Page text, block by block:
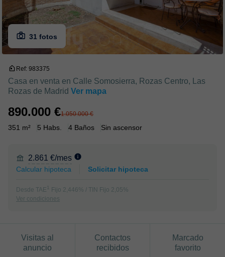
31 fotos
Ref: 983375
Casa en venta en Calle Somosierra, Rozas Centro, Las
Rozas de Madrid Ver mapa
890.000 €1.050.000 €
351 m² 5 Habs. 4 Baños Sin ascensor
2.861 €/mes
Calcular hipoteca Solicitar hipoteca
Desde TAE 1
Fijo 2,446% / TIN Fijo 2,05%
Ver condiciones
Visitas al
anuncio
Contactos
recibidos
Marcado
favorito